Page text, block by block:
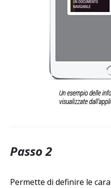
Passo 2
Permette di definire le